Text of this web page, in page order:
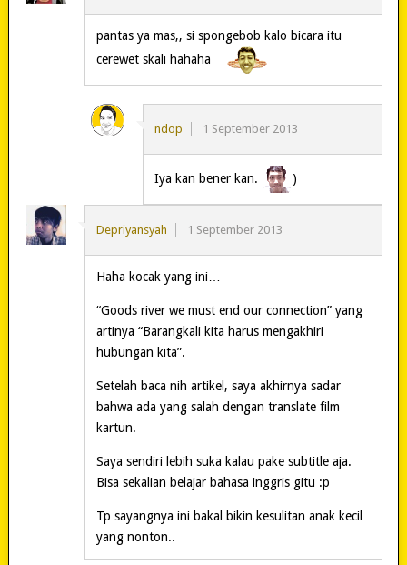
pantas ya mas,, si spongebob kalo bicara itu
cerewet skali hahaha
ndop 1 September 2013
Iya kan bener kan. )
Depriyansyah 1 September 2013
Haha kocak yang ini…
“Goods river we must end our connection” yang
artinya “Barangkali kita harus mengakhiri
hubungan kita”.
Setelah baca nih artikel, saya akhirnya sadar
bahwa ada yang salah dengan translate film
kartun.
Saya sendiri lebih suka kalau pake subtitle aja.
Bisa sekalian belajar bahasa inggris gitu :p
Tp sayangnya ini bakal bikin kesulitan anak kecil
yang nonton..